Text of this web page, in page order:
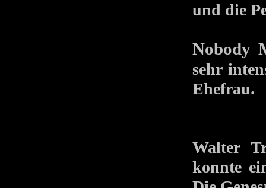
und die
Nobody
sehr
Ehefrau.
Walter
konnte